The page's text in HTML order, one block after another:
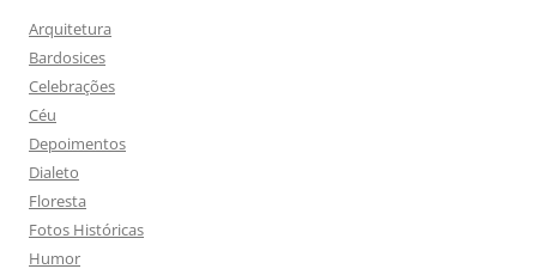
Arquitetura
Bardosices
Celebrações
Céu
Depoimentos
Dialeto
Floresta
Fotos Históricas
Humor